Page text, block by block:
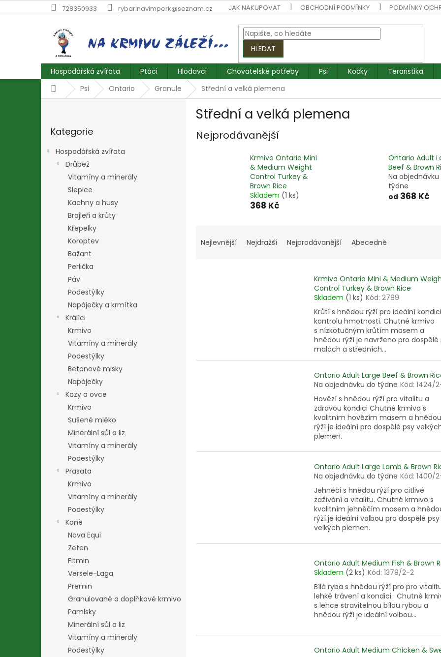
na
728350933 rybarinavimperk@seznam.cz JAK NAKUPOVAT OBCHODNÍ PODMÍNKY PODMÍNKY
HLEDAT
Hospodářská zvířata Ptáci Hlodavci Chovatelské potřeby Psi Kočky Teraristika
DomůPsi Ontario Granule Střední a velká plemena
kategorie
Kategorie
Hospodářská zvířata
Drůbež
Vitamíny a minerály
Slepice
Kachny a husy
Brojleři a krůty
Křepelky
Koroptev
Bažant
Perlička
Páv
Podestýlky
Napáječky a krmítka
Králíci
Krmivo
Vitamíny a minerály
Podestýlky
Betonové misky
Napáječky
Kozy a ovce
Krmivo
Sušené mléko
Minerální sůl a liz
Vitamíny a minerály
Podestýlky
Prasata
Krmivo
Vitamíny a minerály
Podestýlky
Koně
Nova Equi
Zeten
Fitmin
Versele-Laga
Premin
Granulované a doplňkové krmivo
Pamlsky
Minerální sůl a liz
Vitamíny a minerály
Podestýlky
Střední a velká plemena
Nejprodávanější
Krmivo Ontario Mini
& Medium Weight
Control Turkey &
Brown Rice
Skladem (1 ks)
368 Kč
Ontario Adult
Beef & Brown
Na objednávku
týdne
od 368 Kč
a
t
Nejlevnější Nejdražší Nejprodávanější Abecedně
d
Krmivo Ontario Mini & Medium
Control Turkey & Brown Rice
Skladem (1 ks) Kód: 2789
Krůtí s hnědou rýží pro ideální
kontrolu hmotnosti. Chutné krmivo
s nízkotučným krůtím masem a
hnědou rýží je navrženo pro dospělé
malách a středních...
Ontario Adult Large Beef & Brown
Na objednávku do týdne Kód: 1424/
Hovězí s hnědou rýží pro vitalitu a
zdravou kondici Chutné krmivo s
kvalitním hovězím masem a hnědou
rýží je ideální pro dospělé psy
plemen.
Ontario Adult Large Lamb & Brown
Na objednávku do týdne Kód: 1400/
Jehněčí s hnědou rýží pro citlivé
zažívání a vitalitu. Chutné krmivo s
kvalitním jehněčím masem a
rýží je ideální volbou pro dospělé psy
velkých plemen.
Ontario Adult Medium Fish & Brown
Skladem (2 ks) Kód: 1379/2-2
Bílá ryba s hnědou rýží pro pro
lehké trávení a kondici. Chutné
s lehce stravitelnou bílou rybou a
hnědou rýží je ideální volbou...
Ontario Adult Medium Chicken &